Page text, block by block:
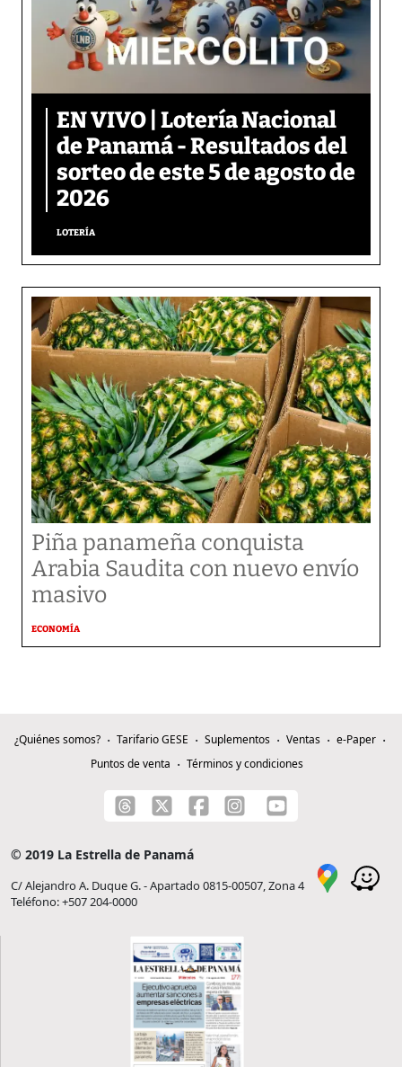
EN VIVO | Lotería Nacional
de Panamá - Resultados del
sorteo de este 5 de agosto de
2026
LOTERÍA
Piña panameña conquista
Arabia Saudita con nuevo envío
masivo
ECONOMÍA
¿Quiénes somos? Tarifario GESE Suplementos Ventas
e-Paper
Puntos de venta
Términos y condiciones
© 2019 La Estrella de Panamá
C/ Alejandro A. Duque G. - Apartado 0815-00507, Zona 4
Teléfono: +507 204-0000